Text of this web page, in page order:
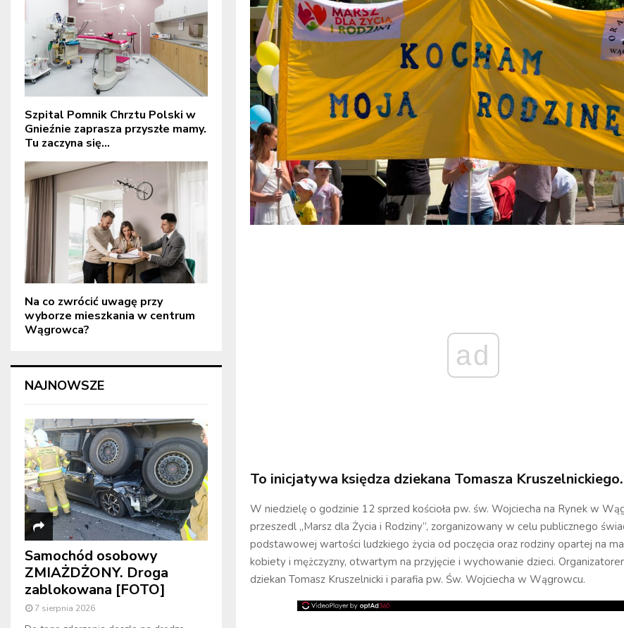
ad
To inicjatywa księdza dziekana Tomasza Kruszelnickiego.
W niedzielę o godzinie 12 sprzed kościoła pw. św. Wojciecha na Rynek w
przeszedl „Marsz dla Życia i Rodziny”, zorganizowany w celu publicznego
podstawowej wartości ludzkiego życia od poczęcia oraz rodziny opartej na
kobiety i mężczyzny, otwartym na przyjęcie i wychowanie dzieci.
dziekan Tomasz Kruszelnicki i parafia pw. Św. Wojciecha w Wągrowcu.
Szpital Pomnik Chrztu Polski w
Gnieźnie zaprasza przyszłe mamy.
Tu zaczyna się...
Na co zwrócić uwagę przy
wyborze mieszkania w centrum
Wągrowca?
NAJNOWSZE
Samochód osobowy
ZMIAŻDŻONY. Droga
zablokowana [FOTO]
7 sierpnia 2026